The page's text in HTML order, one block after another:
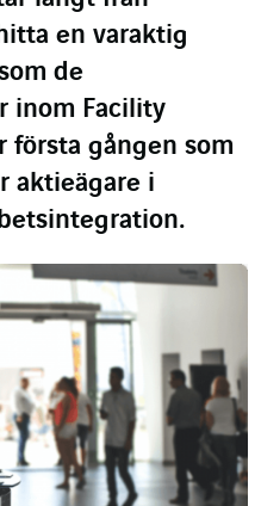
en varaktig
de
inom Facility
första gången som
aktieägare i